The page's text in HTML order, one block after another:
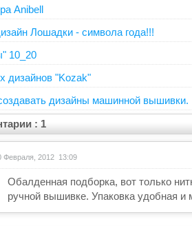
Anibell
Лошадки - символа года!!!
10_20
дизайнов "Kozak"
дизайны машинной вышивки.
: 1
Февраля, 2012 13:09
Обалденная подборка, вот только
ручной вышивке. Упаковка удобная и